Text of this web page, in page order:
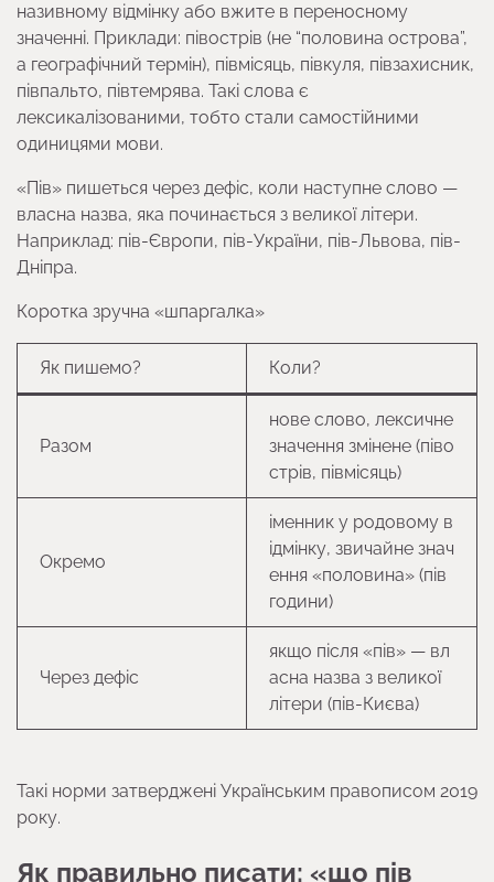
називному відмінку або вжите в переносному
значенні. Приклади: півострів (не “половина острова”,
а географічний термін), півмісяць, півкуля, півзахисник,
півпальто, півтемрява. Такі слова є
лексикалізованими, тобто стали самостійними
одиницями мови.
«Пів» пишеться через дефіс, коли наступне слово —
власна назва, яка починається з великої літери.
Наприклад: пів-Європи, пів-України, пів-Львова, пів-
Дніпра.
Коротка зручна «шпаргалка»
Як пишемо? Коли?
Разом
нове слово, лексичне
значення змінене (піво
стрів, півмісяць)
Окремо
іменник у родовому в
ідмінку, звичайне знач
ення «половина» (пів
години)
Через дефіс
якщо після «пів» — вл
асна назва з великої
літери (пів-Києва)
Такі норми затверджені Українським правописом 2019
року.
Як правильно писати: «що пів